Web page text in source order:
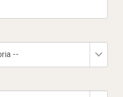
--